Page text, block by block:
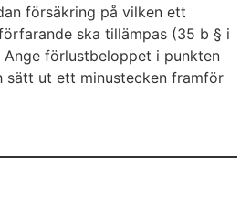
försäkring på vilken ett
ska tillämpas (35 b § i
förlustbeloppet i punkten
sätt ut ett minustecken framför